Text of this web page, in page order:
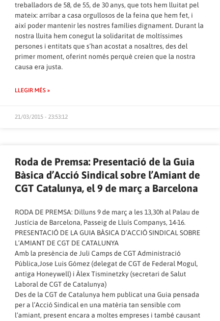
treballadors de 58, de 55, de 30 anys, que tots hem lluitat pel
mateix: arribar a casa orgullosos de la feina que hem fet, i
així poder mantenir les nostres famílies dignament. Durant la
nostra lluita hem conegut la solidaritat de moltíssimes
persones i entitats que s’han acostat a nosaltres, des del
primer moment, oferint només perquè creien que la nostra
causa era justa.
LLEGIR MÉS »
21/03/2015 - 23:53:12
Roda de Premsa: Presentació de la Guia
Bàsica d’Acció Sindical sobre l’Amiant de
CGT Catalunya, el 9 de març a Barcelona
RODA DE PREMSA: Dilluns 9 de març a les 13,30h al Palau de
Justícia de Barcelona, Passeig de Lluís Companys, 14-16.
PRESENTACIÓ DE LA GUIA BÀSICA D’ACCIÓ SINDICAL SOBRE
L’AMIANT DE CGT DE CATALUNYA
Amb la presència de Juli Camps de CGT Administració
Pública,Jose Luis Gómez (delegat de CGT de Federal Mogul,
antiga Honeywell) i Àlex Tisminetzky (secretari de Salut
Laboral de CGT de Catalunya)
Des de la CGT de Catalunya hem publicat una Guia pensada
per a l’Acció Sindical en una matèria tan sensible com
l’amiant, present encara a moltes empreses i també causant